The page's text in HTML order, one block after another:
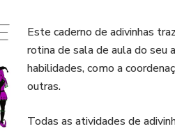
Este caderno de adivinhas
rotina de sala de aula do seu
habilidades, como a
outras.
Todas as atividades de